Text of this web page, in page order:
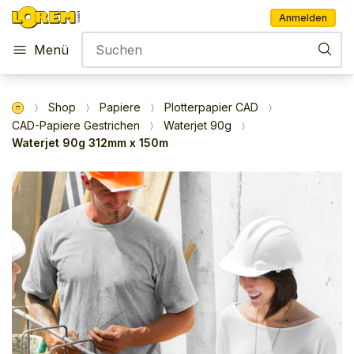
Anmelden
Menü
Shop Papiere
Plotterpapier CAD
CAD-Papiere Gestrichen
Waterjet 90g
Waterjet 90g 312mm x 150m